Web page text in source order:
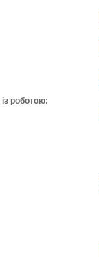
роботою: